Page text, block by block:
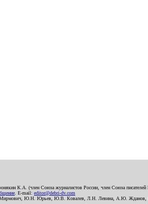
К.А. (член Союза журналистов России, член Союза
. E-mail: editor@debri-dv.com
А.Э. Мирмович, Ю.Н. Юрьев, Ю.В. Ковалев, Л.Н. Левина, А.Ю.